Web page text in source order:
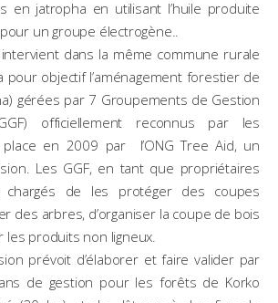
en jatropha en utilisant l’huile produite
un groupe électrogène..
dans la même commune rurale
pour objectif l’aménagement forestier de
gérées par 7 Groupements de Gestion
officiellement reconnus par les
en 2009 par l’ONG Tree Aid, un
Les GGF, en tant que propriétaires
de les protéger des coupes
des arbres, d’organiser la coupe de bois
produits non ligneux.
prévoit d’élaborer et faire valider par
de gestion pour les forêts de Korko